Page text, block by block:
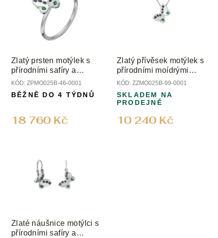
Zlatý prsten motýlek s
přírodními safíry a
smaragdy
KÓD: ZPMO025B-46-0001
18 760 Kč
BĚŽNĚ DO 4 TÝDNŮ
Zlatý přívěsek motýlek s
přírodními moídrými
safíry a smaragdy
KÓD: ZZMO025B-99-0001
10 240 Kč
SKLADEM NA
PRODEJNĚ
Zlaté náušnice motýlci s
přírodními safíry a